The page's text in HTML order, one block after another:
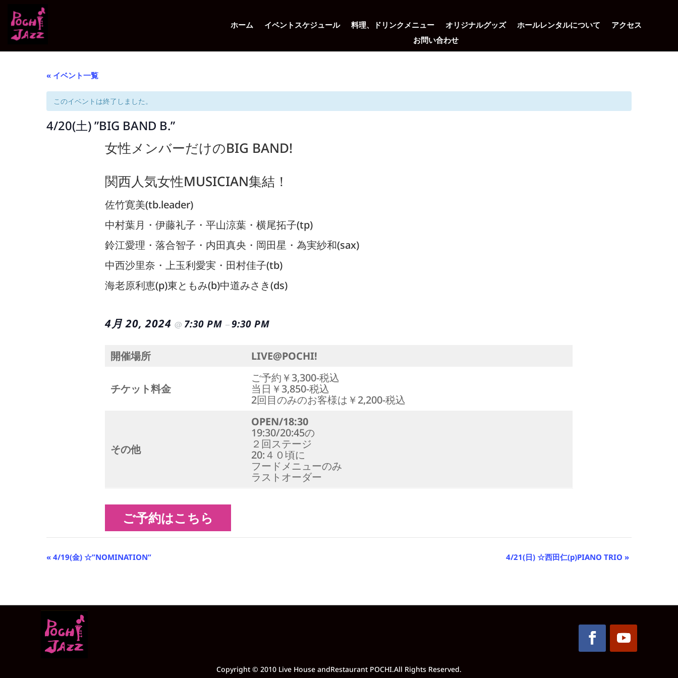
ホーム イベントスケジュール 料理、ドリンクメニュー オリジナルグッズ ホールレンタルについて
アクセス
お問い合わせ
« イベント一覧
このイベントは終了しました。
4/20(土) ”BIG BAND B.”
女性メンバーだけのBIG BAND!
関西人気女性MUSICIAN集結！
佐竹寛美(tb.leader)
中村葉月・伊藤礼子・平山涼葉・横尾拓子(tp)
鈴江愛理・落合智子・内田真央・岡田星・為実紗和(sax)
中西沙里奈・上玉利愛実・田村佳子(tb)
海老原利恵(p)東ともみ(b)中道みさき(ds)
4月 20, 2024 @ 7:30 PM –9:30 PM
開催場所 LIVE@POCHI!
チケット料金
ご予約￥3,300-税込
当日￥3,850-税込
2回目のみのお客様は￥2,200-税込
その他
OPEN/18:30
19:30/20:45の
２回ステージ
20:４０頃に
フードメニューのみ
ラストオーダー
ご予約はこちら
イ
ナ
ゲ
ー
シ
ョ
« 4/19(金) ☆”NOMINATION” 4/21(日) ☆西田仁(p)PIANO TRIO »
Copyright © 2010 Live House andRestaurant POCHI.All Rights Reserved.